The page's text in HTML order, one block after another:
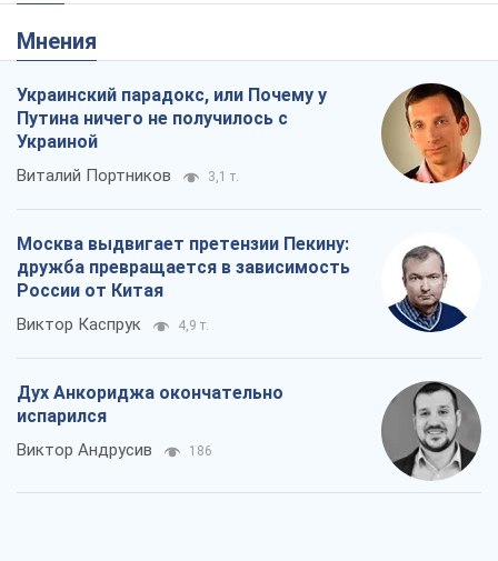
Мнения
Украинский парадокс, или Почему у
Путина ничего не получилось с
Украиной
Виталий Портников 3,1 т.
Москва выдвигает претензии Пекину:
дружба превращается в зависимость
России от Китая
Виктор Каспрук 4,9 т.
Дух Анкориджа окончательно
испарился
Виктор Андрусив 186